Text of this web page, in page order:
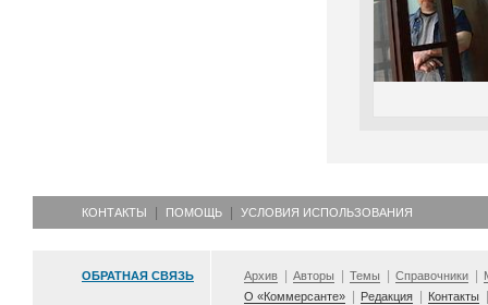
КОНТАКТЫ ПОМОЩЬ УСЛОВИЯ ИСПОЛЬЗОВАНИЯ
ОБРАТНАЯ СВЯЗЬ Архив Авторы Темы Справочники
О «Коммерсанте»
Редакция Контакты